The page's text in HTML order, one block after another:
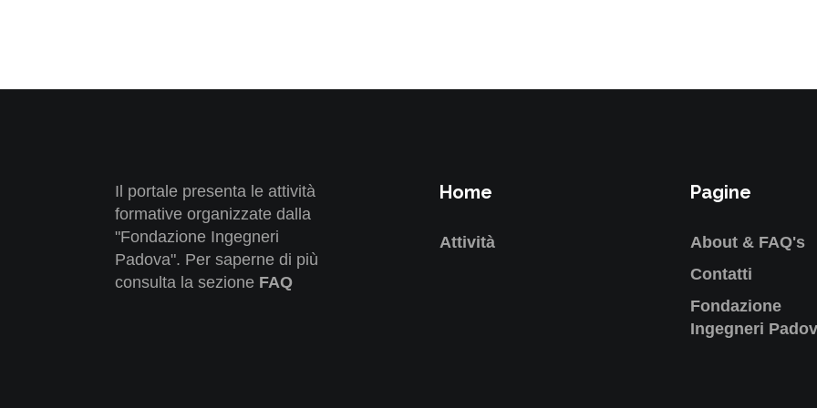
Il portale presenta le attività
formative organizzate dalla
"Fondazione Ingegneri
Padova". Per saperne di più
consulta la sezione FAQ
Home
Attività
Pagine
About & FAQ's
Contatti
Fondazione
Ingegneri